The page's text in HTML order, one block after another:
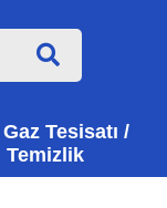
Tesisatı /
Temizlik